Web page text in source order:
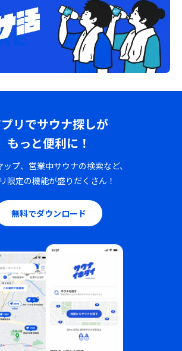
リでサウナ探しが
もっと便利に！
ップ、営業中サウナの検索など、
限定の機能が盛りだくさん！
無料でダウンロード